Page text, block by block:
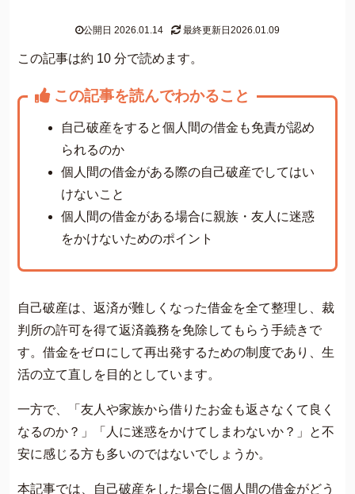
グリーン司法書士法人のご紹介
借金返済の専門スタッフ紹介
費用について
よくあるご質問
サイト内の画像等のご利用条件
借金返済の相談はコチラ
公開日 2026.01.14 最終更新日2026.01.09
この記事は約 10 分で読めます。
この記事を読んでわかること
自己破産をすると個人間の借金も免責が認め
られるのか
個人間の借金がある際の自己破産でしてはい
けないこと
個人間の借金がある場合に親族・友人に迷惑
をかけないためのポイント
自己破産は、返済が難しくなった借金を全て整理し、裁
判所の許可を得て返済義務を免除してもらう手続きで
す。借金をゼロにして再出発するための制度であり、生
活の立て直しを目的としています。
一方で、「友人や家族から借りたお金も返さなくて良く
なるのか？」「人に迷惑をかけてしまわないか？」と不
安に感じる方も多いのではないでしょうか。
本記事では、自己破産をした場合に個人間の借金がどう